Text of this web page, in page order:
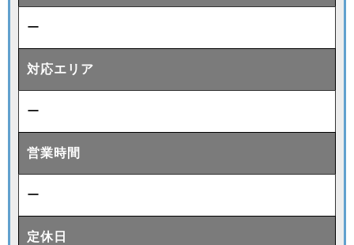
ー
対応エリア
ー
営業時間
ー
定休日